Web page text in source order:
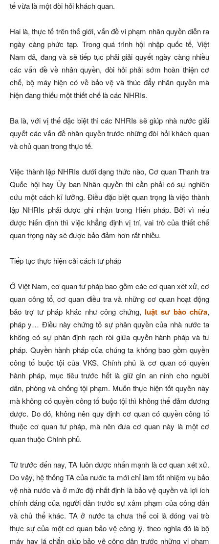
tế vừa là một đòi hỏi khách quan.
Hai là, thực tế trên thế giới, vấn đề vi phạm nhân quyền diễn ra
ngày càng phức tạp. Trong quá trình hội nhập quốc tế, Việt
Nam đã, đang và sẽ tiếp tục phải giải quyết ngày càng nhiều
các vấn đề về nhân quyền, đòi hỏi phải sớm hoàn thiện cơ
chế, bộ máy hiện có về bảo vệ và thúc đẩy nhân quyền mà
hiện đang thiếu một thiết chế là các NHRIs.
Ba là, với vị thế đặc biệt thì các NHRIs sẽ giúp nhà nước giải
quyết các vấn đề nhân quyền trước những đòi hỏi khách quan
và chủ quan trong thực tế.
Việc thành lập NHRIs dưới dạng thức nào, Cơ quan Thanh tra
Quốc hội hay Ủy ban Nhân quyền thì cần phải có sự nghiên
cứu một cách kĩ lưỡng. Điều đặc biệt quan trọng là việc thành
lập NHRIs phải được ghi nhận trong Hiến pháp. Bởi vì nếu
được hiến định thì việc khẳng định vị trí, vai trò của thiết chế
quan trọng này sẽ được bảo đảm hơn rất nhiều.
Tiếp tục thực hiện cải cách tư pháp
Ở Việt Nam, cơ quan tư pháp bao gồm các cơ quan xét xử, cơ
quan công tổ, cơ quan điều tra và những cơ quan hoạt động
bảo trợ tư pháp khác như công chứng, luật sư bào chữa,
pháp y… Điều này chứng tỏ sự phân quyền của nhà nước ta
không có sự phân định rạch ròi giữa quyền hành pháp và tư
pháp. Quyền hành pháp của chúng ta không bao gồm quyền
công tố buộc tội của VKS. Chính phủ là cơ quan có quyền
hành pháp, mục tiêu trước hết là giữ gìn an ninh cho người
dân, phòng và chống tội phạm. Muốn thực hiện tốt quyền này
mà không có quyền công tố buộc tội thì không thể đảm đương
được. Do đó, không nên quy định cơ quan có quyền công tố
thuộc cơ quan tư pháp, mà nên đưa cơ quan này là một cơ
quan thuộc Chính phủ.
Từ trước đến nay, TA luôn được nhấn mạnh là cơ quan xét xử.
Do vậy, hệ thống TA của nước ta mới chỉ làm tốt nhiệm vụ bảo
vệ nhà nước và ở mức độ nhất định là bảo vệ quyền và lợi ích
chính đáng của người dân trước sự xâm phạm của công dân
và chủ thể khác. TA ở nước ta chưa thể coi là đóng vai trò
thực sự của một cơ quan bảo vệ công lý, theo nghĩa đó là bộ
máy hay lá chắn giúp bảo vệ công dân trước những vi phạm